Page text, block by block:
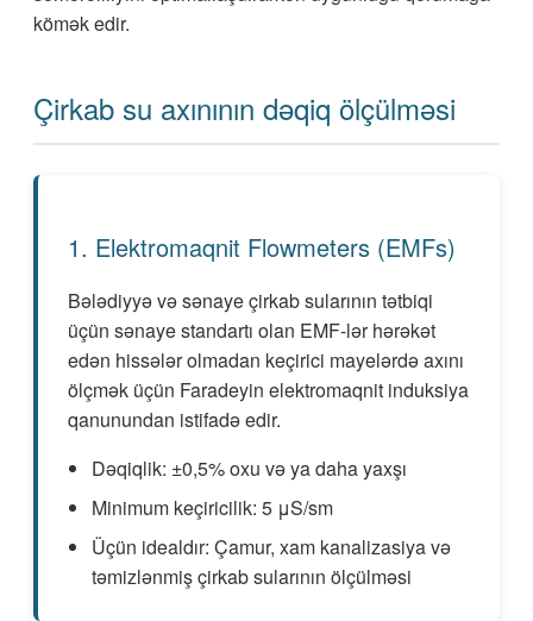
kömək edir.
Çirkab su axınının dəqiq ölçülməsi
1. Elektromaqnit Flowmeters (EMFs)
Bələdiyyə və sənaye çirkab sularının tətbiqi
üçün sənaye standartı olan EMF-lər hərəkət
edən hissələr olmadan keçirici mayelərdə axını
ölçmək üçün Faradeyin elektromaqnit induksiya
qanunundan istifadə edir.
Dəqiqlik: ±0,5% oxu və ya daha yaxşı
Minimum keçiricilik: 5 μS/sm
Üçün idealdır: Çamur, xam kanalizasiya və
təmizlənmiş çirkab sularının ölçülməsi